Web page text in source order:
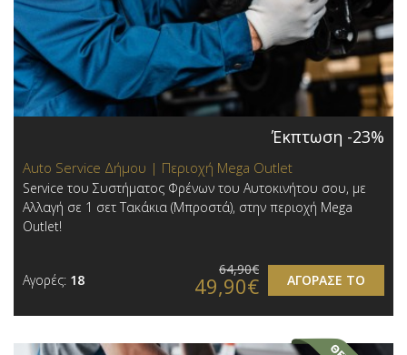
Έκπτωση -23%
Auto Service Δήμου | Περιοχή Mega Outlet
Service του Συστήματος Φρένων του Αυτοκινήτου σου, με
Αλλαγή σε 1 σετ Τακάκια (Μπροστά), στην περιοχή Mega
Outlet!
Αγορές: 18 ΑΓΟΡΑΣΕ ΤΟ
64,90€
49,90€